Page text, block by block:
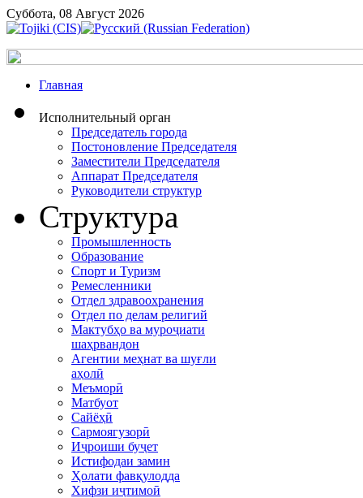
Суббота, 08 Август 2026
Главная
Исполнительный орган
Председатель города
Постоновление Председателя
Заместители Председателя
Аппарат Председателя
Руководители структур
Структура
Промышленность
Образование
Спорт и Туризм
Ремесленники
Отдел здравоохранения
Отдел по делам религий
Мактубҳо ва муроҷиати
шаҳрвандон
Агентии меҳнат ва шуғли
аҳолӣ
Меъморӣ
Матбуот
Сайёҳӣ
Сармоягузорӣ
Иҷроиши буҷет
Истифодаи замин
Ҳолати фавқулодда
Хифзи иҷтимоӣ